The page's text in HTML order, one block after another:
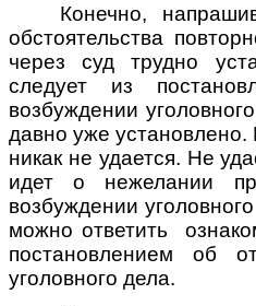
Конечно,
обстоятельства
через суд трудно
следует из
возбуждении
давно уже установлено.
никак не удается. Не
идет о нежелании
возбуждении
можно ответить
постановлением об
уголовного дела.